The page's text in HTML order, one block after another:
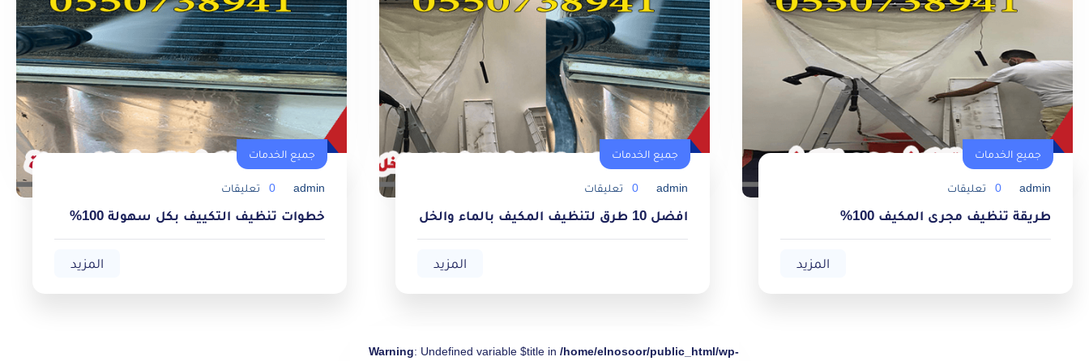
جميع الخدمات
admin
0 تعليقات
طريقة تنظيف مجرى المكيف 100%
المزيد
جميع الخدمات
admin
0 تعليقات
افضل 10 طرق لتنظيف المكيف بالماء والخل
المزيد
جميع الخدمات
admin
0 تعليقات
خطوات تنظيف التكييف بكل سهولة 100%
المزيد
Warning: Undefined variable $title in /home/elnosoor/public_html/wp-